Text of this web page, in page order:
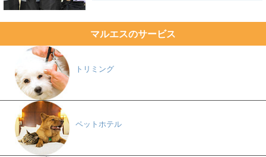
マルエスのサービス
トリミング
ペットホテル